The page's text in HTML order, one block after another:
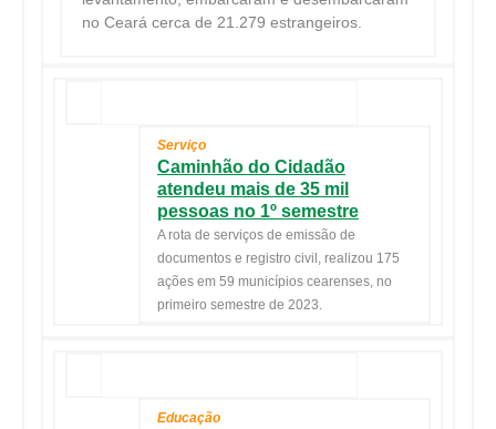
no Ceará cerca de 21.279 estrangeiros.
Serviço
Caminhão do Cidadão
atendeu mais de 35 mil
pessoas no 1º semestre
A rota de serviços de emissão de
documentos e registro civil, realizou 175
ações em 59 municípios cearenses, no
primeiro semestre de 2023.
Educação